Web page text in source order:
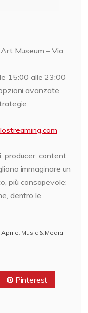
Museum – Via
15:00 alle 23:00
avanzate
producer, content
immaginare un
più consapevole:
dentro le
Aprile Music & Media
Pinterest